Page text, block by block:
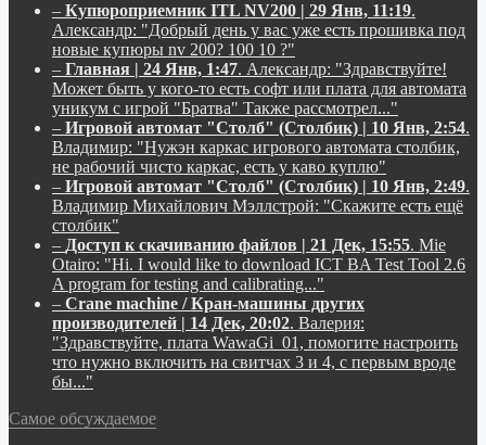
– Купюроприемник ITL NV200 | 29 Янв, 11:19.
Александр: "Добрый день у вас уже есть прошивка под
новые купюры nv 200? 100 10 ?"
– Главная | 24 Янв, 1:47. Александр: "Здравствуйте!
Может быть у кого-то есть софт или плата для автомата
уникум с игрой "Братва" Также рассмотрел..."
– Игровой автомат "Столб" (Столбик) | 10 Янв, 2:54.
Владимир: "Нужэн каркас игрового автомата столбик,
не рабочий чисто каркас, есть у каво куплю"
– Игровой автомат "Столб" (Столбик) | 10 Янв, 2:49.
Владимир Михайлович Мэллстрой: "Скажите есть ещё
столбик"
– Доступ к скачиванию файлов | 21 Дек, 15:55. Mie
Otairo: "Hi. I would like to download ICT BA Test Tool 2.6
A program for testing and calibrating..."
– Crane machine / Кран-машины других
производителей | 14 Дек, 20:02. Валерия:
"Здравствуйте, плата WawaGi_01, помогите настроить
что нужно включить на свитчах 3 и 4, с первым вроде
бы..."
Самое обсуждаемое